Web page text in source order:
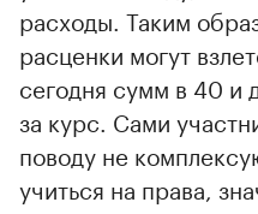
расходы. Таким
расценки могут
сегодня сумм в 40 и
за курс. Сами
поводу не
учиться на права,